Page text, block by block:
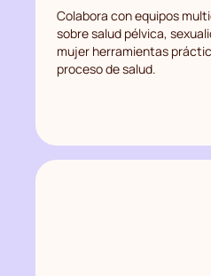
Colabora con equipos
sobre salud pélvica,
mujer herramientas
proceso de salud.